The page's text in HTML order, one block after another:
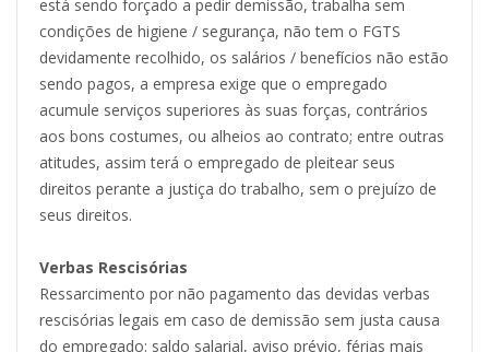
está sendo forçado a pedir demissão, trabalha sem
condições de higiene / segurança, não tem o FGTS
devidamente recolhido, os salários / benefícios não estão
sendo pagos, a empresa exige que o empregado
acumule serviços superiores às suas forças, contrários
aos bons costumes, ou alheios ao contrato; entre outras
atitudes, assim terá o empregado de pleitear seus
direitos perante a justiça do trabalho, sem o prejuízo de
seus direitos.
Verbas Rescisórias
Ressarcimento por não pagamento das devidas verbas
rescisórias legais em caso de demissão sem justa causa
do empregado: saldo salarial, aviso prévio, férias mais